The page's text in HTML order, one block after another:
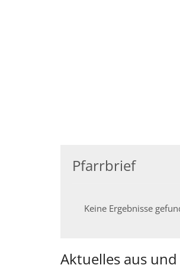
Pfarrbrief
Keine Ergebnisse
Aktuelles aus